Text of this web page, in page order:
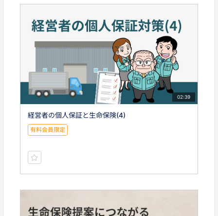
02:39
経営者の個人保証と生命保険(4)
有料会員限定